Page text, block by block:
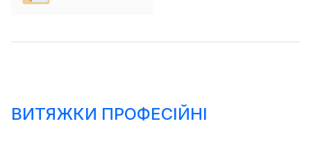
ВИТЯЖКИ ПРОФЕСІЙНІ